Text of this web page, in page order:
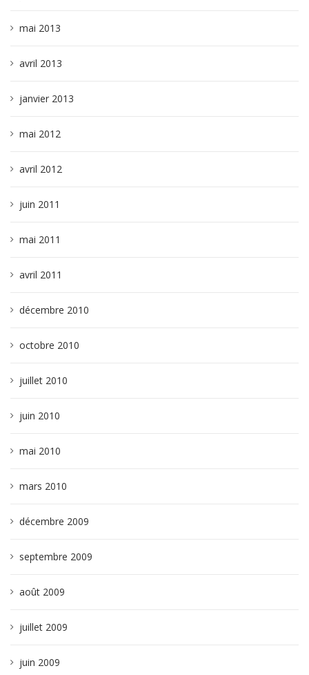
mai 2013
avril 2013
janvier 2013
mai 2012
avril 2012
juin 2011
mai 2011
avril 2011
décembre 2010
octobre 2010
juillet 2010
juin 2010
mai 2010
mars 2010
décembre 2009
septembre 2009
août 2009
juillet 2009
juin 2009